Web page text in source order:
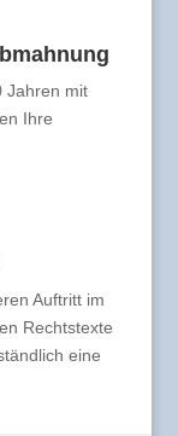
Jahren mit
Ihre
Auftritt im
Rechtstexte
eine